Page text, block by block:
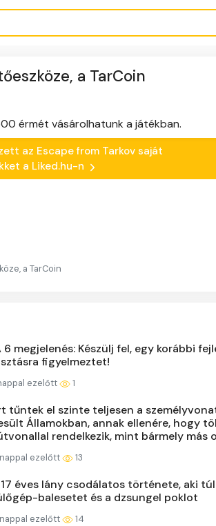
a TarCoin
érmét vásárolhatunk a játékban.
az Escape from Tarkov saját
a Liked.hu-n
a TarCoin
6 megjelenés: Készülj fel, egy korábbi
figyelmeztet!
ezelőtt 1
tűntek el szinte teljesen a
Államokban, annak ellenére, hogy
rendelkezik, mint bármely más
ezelőtt 13
17 éves lány csodálatos története, aki
balesetet és a dzsungel poklot
ezelőtt 14